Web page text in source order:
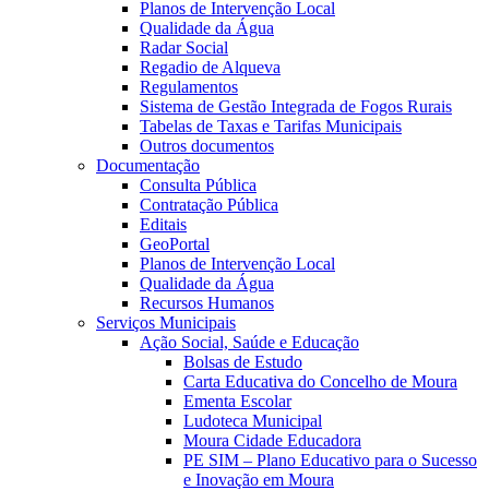
Planos de Intervenção Local
Qualidade da Água
Radar Social
Regadio de Alqueva
Regulamentos
Sistema de Gestão Integrada de Fogos Rurais
Tabelas de Taxas e Tarifas Municipais
Outros documentos
Documentação
Consulta Pública
Contratação Pública
Editais
GeoPortal
Planos de Intervenção Local
Qualidade da Água
Recursos Humanos
Serviços Municipais
Ação Social, Saúde e Educação
Bolsas de Estudo
Carta Educativa do Concelho de Moura
Ementa Escolar
Ludoteca Municipal
Moura Cidade Educadora
PE SIM – Plano Educativo para o Sucesso
e Inovação em Moura